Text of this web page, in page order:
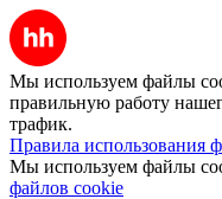
Мы используем файлы
правильную работу
трафик.
Правила использования
Мы используем файлы
файлов cookie